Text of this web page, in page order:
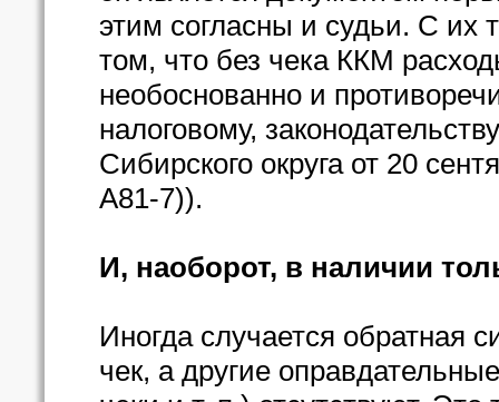
этим согласны и судьи. С их
том, что без чека ККМ
необоснованно и
налоговому,
Сибирского округа от 20
А81-7)).
И, наоборот, в наличии
Иногда случается обратная
чек, а другие